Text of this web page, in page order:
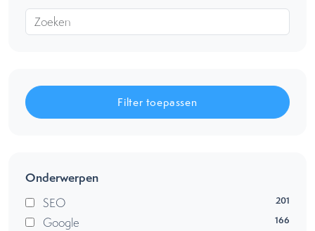
Filter toepassen
Onderwerpen
SEO 201
Google 166